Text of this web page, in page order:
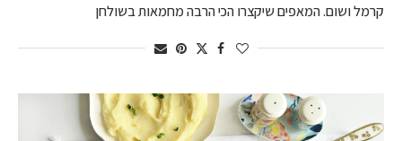
קרמל ושום. המאפים שיקצרו הכי הרבה מחמאות בשולחן